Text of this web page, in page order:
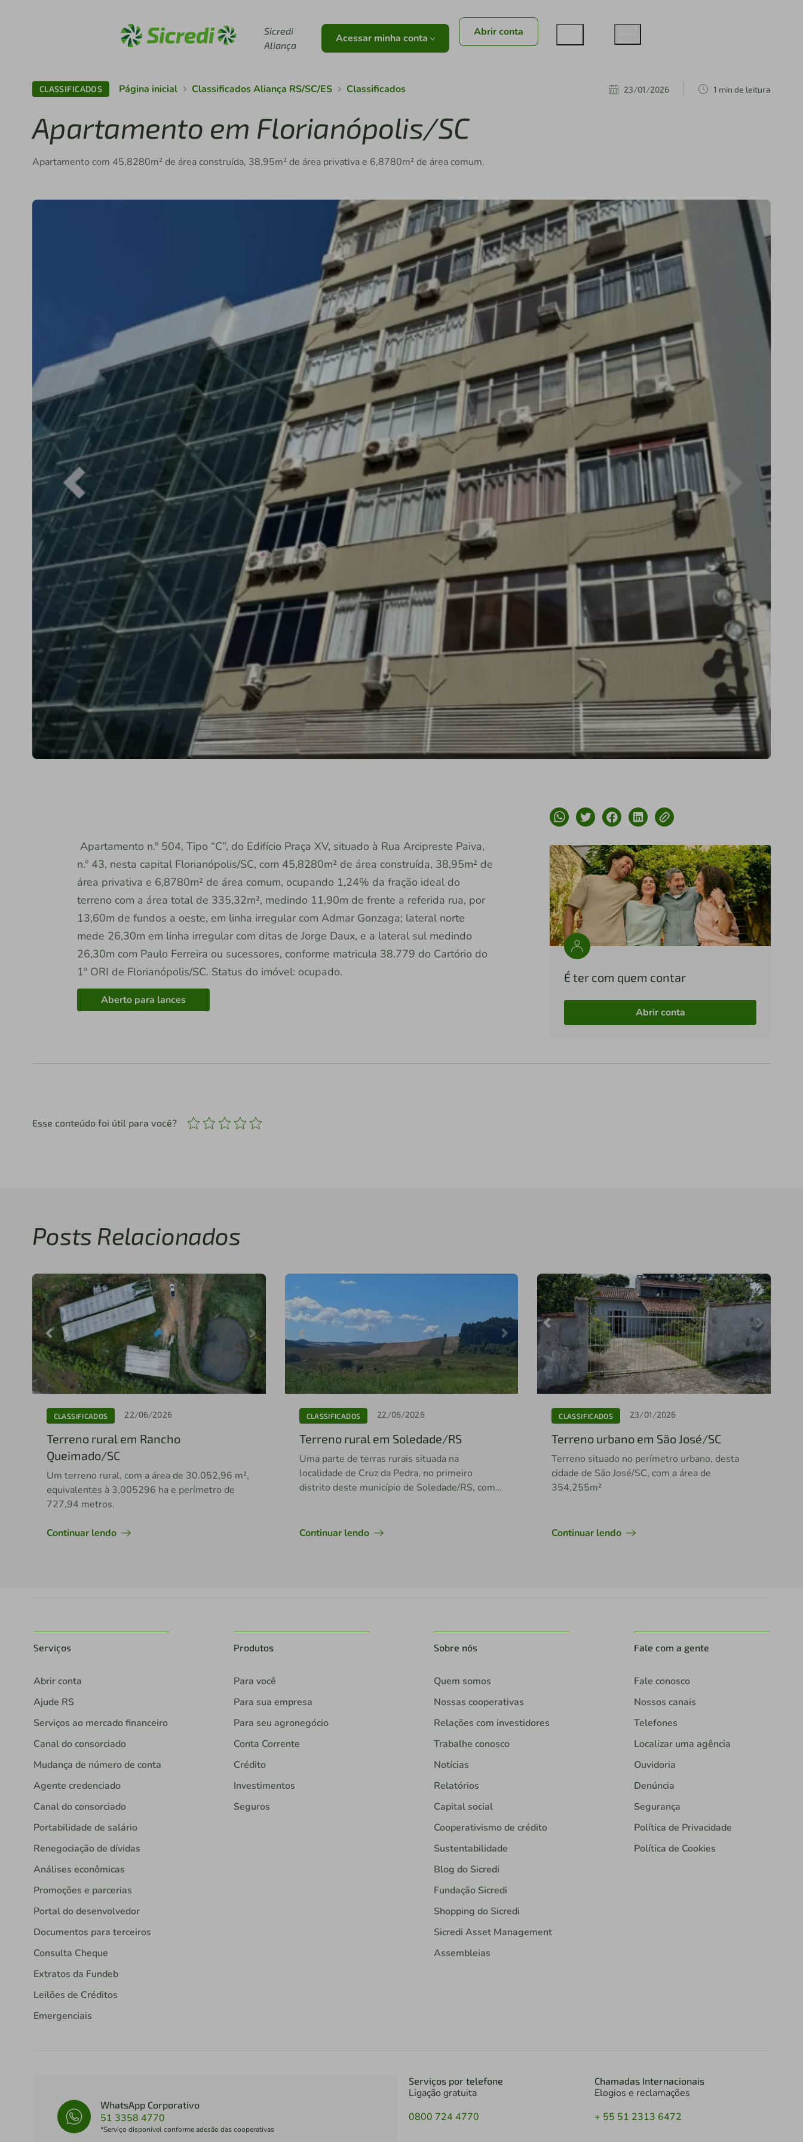
Sicredi
Aliança
Acessar minha conta Abrir conta
CLASSIFICADOS Página inicial Classificados Aliança RS/SC/ES Classificados 23/01/2026 1 min de leitura
Apartamento em Florianópolis/SC
Apartamento com 45,8280m² de área construída, 38,95m² de área privativa e 6,8780m² de área comum.
Apartamento n.º 504, Tipo “C”, do Edifício Praça XV, situado à Rua Arcipreste Paiva,
n.º 43, nesta capital Florianópolis/SC, com 45,8280m² de área construída, 38,95m² de
área privativa e 6,8780m² de área comum, ocupando 1,24% da fração ideal do
terreno com a área total de 335,32m², medindo 11,90m de frente a referida rua, por
13,60m de fundos a oeste, em linha irregular com Admar Gonzaga; lateral norte
mede 26,30m em linha irregular com ditas de Jorge Daux, e a lateral sul medindo
26,30m com Paulo Ferreira ou sucessores, conforme matricula 38.779 do Cartório do
1º ORI de Florianópolis/SC. Status do imóvel: ocupado.
Aberto para lances
É ter com quem contar
Abrir conta
Esse conteúdo foi útil para você?
Posts Relacionados
CLASSIFICADOS 22/06/2026
Terreno rural em Rancho
Queimado/SC
Um terreno rural, com a área de 30.052,96 m²,
equivalentes à 3,005296 ha e perímetro de
727,94 metros.
Continuar lendo
CLASSIFICADOS 22/06/2026
Terreno rural em Soledade/RS
Uma parte de terras rurais situada na
localidade de Cruz da Pedra, no primeiro
distrito deste município de Soledade/RS, com a
Continuar lendo
CLASSIFICADOS 23/01/2026
Terreno urbano em São José/SC
Terreno situado no perímetro urbano, desta
cidade de São José/SC, com a área de
354,255m²
Continuar lendo
Serviços
Abrir conta
Ajude RS
Serviços ao mercado financeiro
Canal do consorciado
Mudança de número de conta
Agente credenciado
Canal do consorciado
Portabilidade de salário
Renegociação de dívidas
Análises econômicas
Promoções e parcerias
Portal do desenvolvedor
Documentos para terceiros
Consulta Cheque
Extratos da Fundeb
Leilões de Créditos
Emergenciais
Produtos
Para você
Para sua empresa
Para seu agronegócio
Conta Corrente
Crédito
Investimentos
Seguros
Sobre nós
Quem somos
Nossas cooperativas
Relações com investidores
Trabalhe conosco
Notícias
Relatórios
Capital social
Cooperativismo de crédito
Sustentabilidade
Blog do Sicredi
Fundação Sicredi
Shopping do Sicredi
Sicredi Asset Management
Assembleias
Fale com a gente
Fale conosco
Nossos canais
Telefones
Localizar uma agência
Ouvidoria
Denúncia
Segurança
Política de Privacidade
Política de Cookies
WhatsApp Corporativo
51 3358 4770
*Serviço disponível conforme adesão das cooperativas
Serviços por telefone
Ligação gratuita
0800 724 4770
Chamadas Internacionais
Elogios e reclamações
+ 55 51 2313 6472